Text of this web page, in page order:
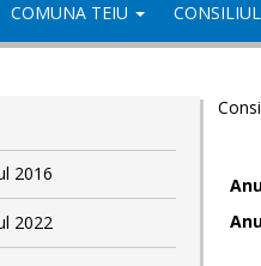
COMUNA TEIU
2016
2022